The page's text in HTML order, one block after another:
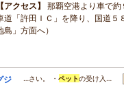
アクセス
那覇空港より車で
道「許田ＩＣ」を降り、国道５
島」方面へ）
ジ
…さい。 ・ペットの受け入…